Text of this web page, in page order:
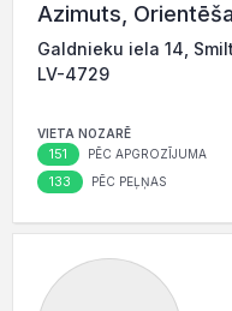
Azimuts,
Galdnieku iela 14,
LV-4729
VIETA NOZARĒ
151 PĒC APGROZĪJUMA
133 PĒC PEĻŅAS